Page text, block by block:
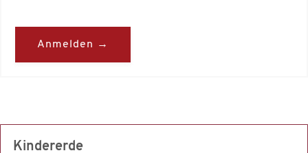
Anmelden →
Kindererde